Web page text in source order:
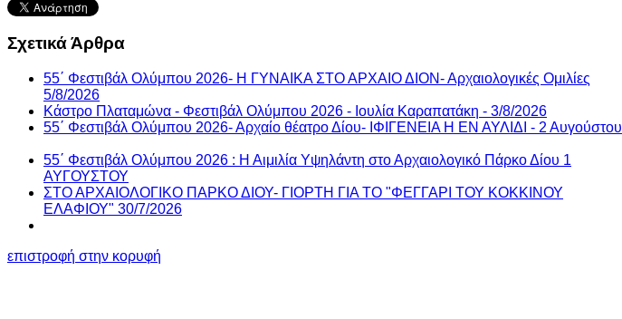
Σχετικά Άρθρα
55΄ Φεστιβάλ Ολύμπου 2026- Η ΓΥΝΑΙΚΑ ΣΤΟ ΑΡΧΑΙΟ ΔΙΟΝ- Αρχαιολογικές Ομιλίες
5/8/2026
Κάστρο Πλαταμώνα - Φεστιβάλ Ολύμπου 2026 - Ιουλία Καραπατάκη - 3/8/2026
55΄ Φεστιβάλ Ολύμπου 2026- Αρχαίο θέατρο Δίου- ΙΦΙΓΕΝΕΙΑ Η ΕΝ ΑΥΛΙΔΙ - 2 Αυγούστου
55΄ Φεστιβάλ Ολύμπου 2026 : Η Αιμιλία Υψηλάντη στο Αρχαιολογικό Πάρκο Δίου 1
ΑΥΓΟΥΣΤΟΥ
ΣΤΟ ΑΡΧΑΙΟΛΟΓΙΚΟ ΠΑΡΚΟ ΔΙΟΥ- ΓΙΟΡΤΗ ΓΙΑ ΤΟ "ΦΕΓΓΑΡΙ ΤΟΥ ΚΟΚΚΙΝΟΥ
ΕΛΑΦΙΟΥ" 30/7/2026
επιστροφή στην κορυφή